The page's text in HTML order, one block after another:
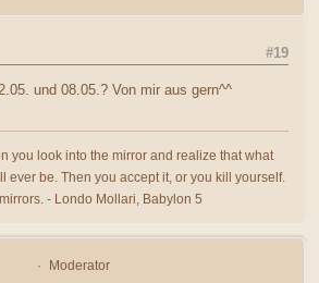
#19
und 08.05.? Von mir aus gern^^
you look into the mirror and realize that what
ever be. Then you accept it, or you kill yourself.
- Londo Mollari, Babylon 5
Moderator